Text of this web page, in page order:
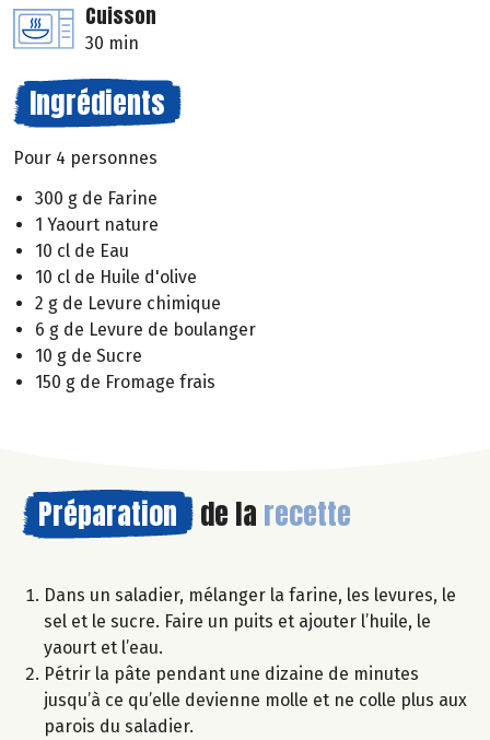
Cuisson
30 min
Ingrédients
Pour 4 personnes
300 g de Farine
1 Yaourt nature
10 cl de Eau
10 cl de Huile d'olive
2 g de Levure chimique
6 g de Levure de boulanger
10 g de Sucre
150 g de Fromage frais
Préparation de la recette
Dans un saladier, mélanger la farine, les levures, le
sel et le sucre. Faire un puits et ajouter l’huile, le
yaourt et l’eau.
Pétrir la pâte pendant une dizaine de minutes
jusqu’à ce qu’elle devienne molle et ne colle plus aux
parois du saladier.